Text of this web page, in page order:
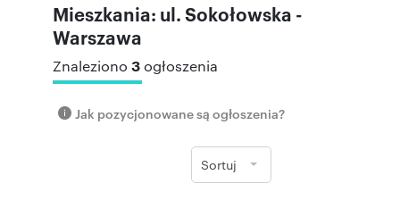
Mieszkania: ul. Sokołowska -
Warszawa
Znaleziono 3ogłoszenia
Jak pozycjonowane są ogłoszenia?
Sortuj